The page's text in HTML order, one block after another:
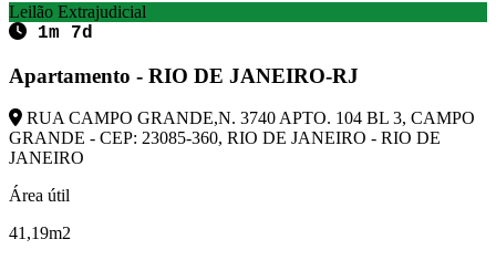
Leilão Extrajudicial
1m 7d
Apartamento - RIO DE JANEIRO-RJ
RUA CAMPO GRANDE,N. 3740 APTO. 104 BL 3, CAMPO
GRANDE - CEP: 23085-360, RIO DE JANEIRO - RIO DE
JANEIRO
Área útil
41,19m2